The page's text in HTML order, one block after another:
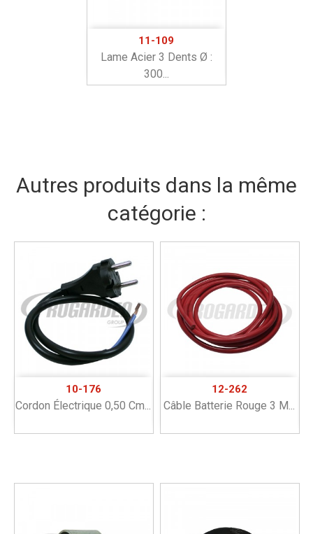
11-109
Lame Acier 3 Dents Ø :
300...
Autres produits dans la même
catégorie :
10-176
Cordon Électrique 0,50 Cm...
12-262
Câble Batterie Rouge 3 M...